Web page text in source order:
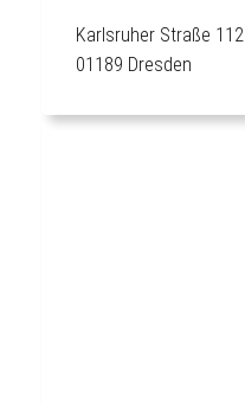
Karlsruher Straße 112
01189 Dresden